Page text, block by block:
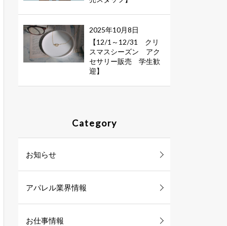
2025年10月8日
【12/1～12/31 クリ
スマスシーズン アク
セサリー販売 学生歓
迎】
Category
お知らせ
アパレル業界情報
お仕事情報